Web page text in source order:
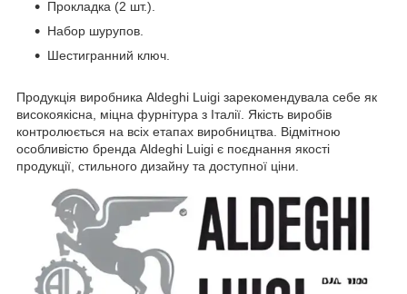
Прокладка (2 шт.).
Набор шурупов.
Шестигранний ключ.
Продукція виробника Aldeghi Luigi зарекомендувала себе як
високоякісна, міцна фурнітура з Італії. Якість виробів
контролюється на всіх етапах виробництва. Відмітною
особливістю бренда Aldeghi Luigi є поєднання якості
продукції, стильного дизайну та доступної ціни.